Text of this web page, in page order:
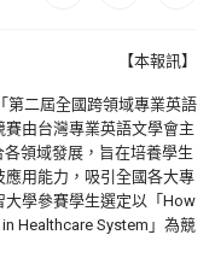
【本報訊】
第二屆全國跨領域專業英語
由台灣專業英語文學會主
領域發展，旨在培養學生
用能力，吸引全國各大專
大學參賽學生選定以「How
Healthcare System」為競